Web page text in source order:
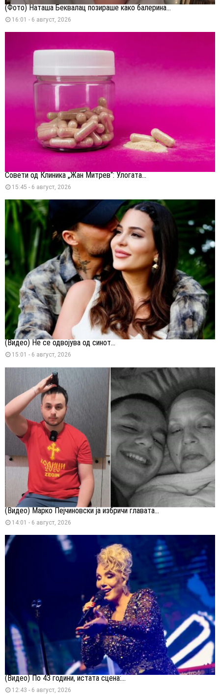
(Фото) Наташа Беквалац позираше како балерина...
16:01 - 6 август, 2026
Совети од Клиника „Жан Митрев“: Улогата...
15:45 - 6 август, 2026
(Видео) Не се одвојува од синот...
15:01 - 6 август, 2026
(Видео) Марко Пејчиновски ја избричи главата...
14:01 - 6 август, 2026
(Видео) По 43 години, истата сцена:...
12:43 - 6 август, 2026